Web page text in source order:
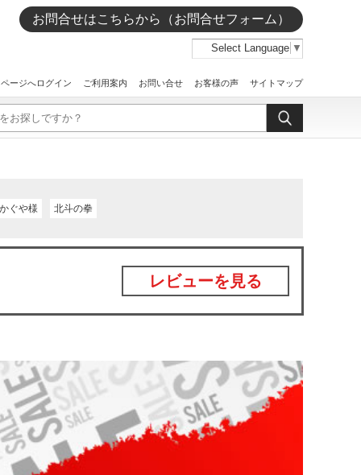
お問合せはこちらから（お問合せフォーム）
Select Language ▼
ージへログイン ご利用案内 お問い合せ お客様の声 サイトマップ
かぐや様 北斗の拳
レビューを見る